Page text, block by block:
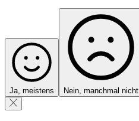
Ja, meistens Nein, manchmal nicht